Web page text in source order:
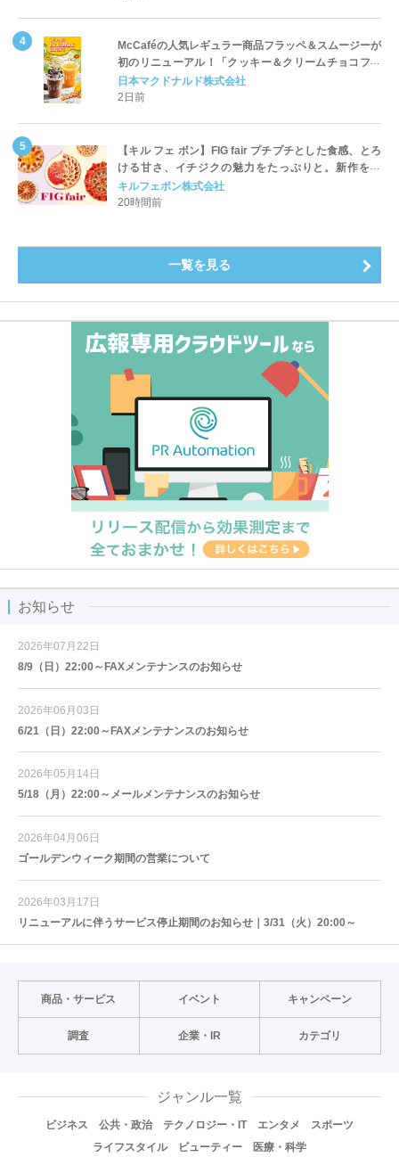
McCaféの人気レギュラー商品フラッペ＆スムージーが
初のリニューアル！「クッキー＆クリームチョコフラ
ッペ」「マンゴースムージー」8月5日（水）から販売
開始
日本マクドナルド株式会社
2日前
【キル フェ ボン】FIG fair プチプチとした食感、とろ
ける甘さ、イチジクの魅力をたっぷりと。新作を含
め、イチジク尽くしの全4種が登場8月20日（木）スタ
ート
キルフェボン株式会社
20時間前
一覧を見る
お知らせ
2026年07月22日
8/9（日）22:00～FAXメンテナンスのお知らせ
2026年06月03日
6/21（日）22:00～FAXメンテナンスのお知らせ
2026年05月14日
5/18（月）22:00～メールメンテナンスのお知らせ
2026年04月06日
ゴールデンウィーク期間の営業について
2026年03月17日
リニューアルに伴うサービス停止期間のお知らせ｜3/31（火）20:00～
商品・サービス イベント キャンペーン
調査 企業・IR カテゴリ
ジャンル一覧
ビジネス 公共・政治 テクノロジー・IT エンタメ
スポーツ
ライフスタイル
ビューティー 医療・科学